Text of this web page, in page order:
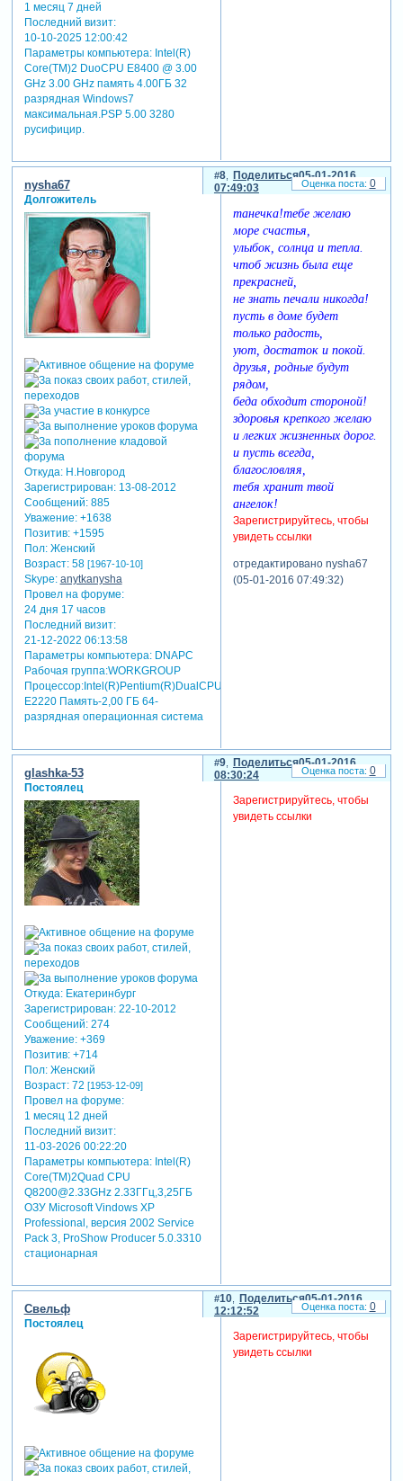
1 месяц 7 дней
Последний визит:
10-10-2025 12:00:42
Параметры компьютера:Intel(R)
Core(TM)2 DuoCPU E8400 @ 3.00
GHz 3.00 GHz память 4.00ГБ 32
разрядная Windows7
максимальная.PSP 5.00 3280
русифицир.
Поделиться
8
05-01-2016
07:49:03
nysha67
Долгожитель
Откуда:Н.Новгород
Зарегистрирован: 13-08-2012
Сообщений:885
Уважение: +1638
Позитив: +1595
Пол:Женский
Возраст:58 [1967-10-10]
Skype: anytkanysha
Провел на форуме:
24 дня 17 часов
Последний визит:
21-12-2022 06:13:58
Параметры компьютера:DNAPC
Рабочая группа:WORKGROUP
Процессор:Intel(R)Pentium(R)DualCPU
E2220 Память-2,00 ГБ 64-
разрядная операционная система
танечка!тебе желаю
море счастья,
улыбок, солнца и тепла.
чтоб жизнь была еще
прекрасней,
не знать печали никогда!
пусть в доме будет
только радость,
уют, достаток и покой.
друзья, родные будут
рядом,
беда обходит стороной!
здоровья крепкого желаю
и легких жизненных дорог.
и пусть всегда,
благословляя,
тебя хранит твой
ангелок!
Зарегистрируйтесь, чтобы
увидеть ссылки
отредактировано nysha67
(05-01-2016 07:49:32)
0
Поделиться
9
05-01-2016
08:30:24
glashka-53
Постоялец
Откуда:Екатеринбург
Зарегистрирован: 22-10-2012
Сообщений:274
Уважение: +369
Позитив: +714
Пол:Женский
Возраст:72 [1953-12-09]
Провел на форуме:
1 месяц 12 дней
Последний визит:
11-03-2026 00:22:20
Параметры компьютера:Intel(R)
Core(TM)2Quad CPU
Q8200@2.33GHz 2.33ГГц,3,25ГБ
ОЗУ Microsoft Vindows XP
Professional, версия 2002 Service
Pack 3, ProShow Producer 5.0.3310
стационарная
Зарегистрируйтесь, чтобы
увидеть ссылки
0
Поделиться
10
05-01-2016
12:12:52
Свельф
Постоялец
Зарегистрируйтесь, чтобы
увидеть ссылки
0